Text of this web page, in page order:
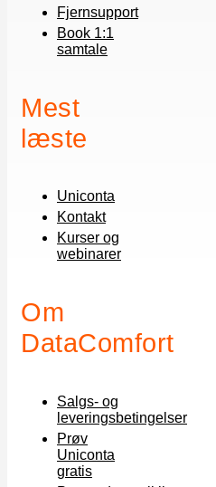
Fjernsupport
Book 1:1
samtale
Mest
læste
Uniconta
Kontakt
Kurser og
webinarer
Om
DataComfort
Salgs- og
leveringsbetingelser
Prøv
Uniconta
gratis